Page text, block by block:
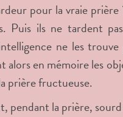
pour la vraie
Puis ils ne tardent
ne les
en mémoire les
prière fructueuse.
la prière,